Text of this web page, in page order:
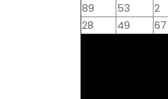
89
53
2
28
49 67